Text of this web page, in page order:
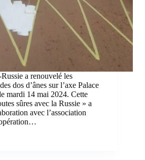
a renouvelé les
dos d’ânes sur l’axe Palace
mardi 14 mai 2024. Cette
sûres avec la Russie » a
avec l’association